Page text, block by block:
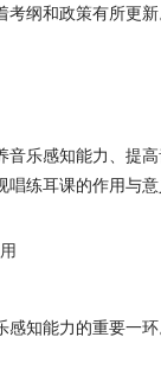
纲和政策有所更
乐感知能力、提
练耳课的作用与意
知能力的重要一